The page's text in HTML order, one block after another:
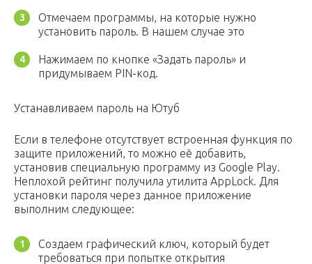
Отмечаем программы, на которые нужно
установить пароль. В нашем случае это
Нажимаем по кнопке «Задать пароль» и
придумываем PIN-код.
Устанавливаем пароль на Ютуб
Если в телефоне отсутствует встроенная функция по
защите приложений, то можно её добавить,
установив специальную программу из Google Play.
Неплохой рейтинг получила утилита AppLock. Для
установки пароля через данное приложение
выполним следующее:
Создаем графический ключ, который будет
требоваться при попытке открытия